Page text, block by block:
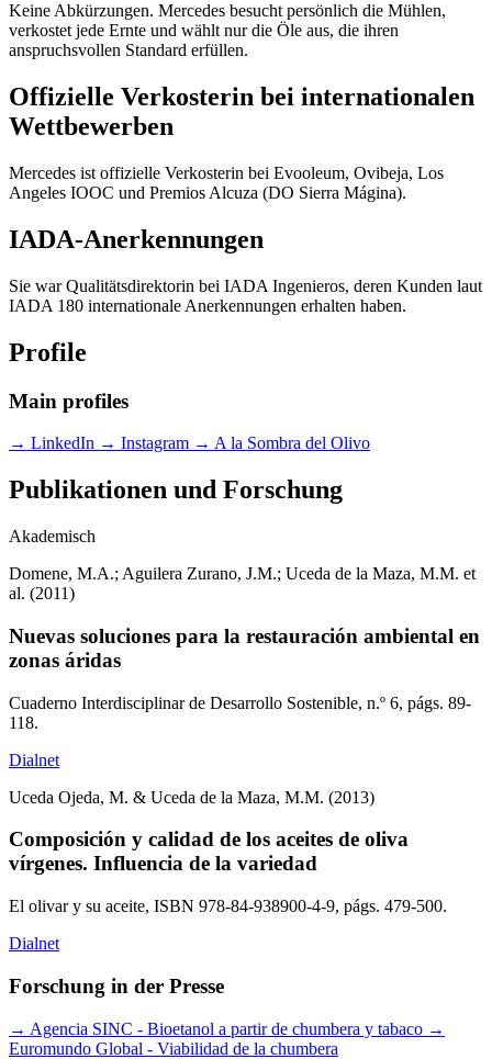
Keine Abkürzungen. Mercedes besucht persönlich die Mühlen,
verkostet jede Ernte und wählt nur die Öle aus, die ihren
anspruchsvollen Standard erfüllen.
Offizielle Verkosterin bei internationalen
Wettbewerben
Mercedes ist offizielle Verkosterin bei Evooleum, Ovibeja, Los
Angeles IOOC und Premios Alcuza (DO Sierra Mágina).
IADA-Anerkennungen
Sie war Qualitätsdirektorin bei IADA Ingenieros, deren Kunden laut
IADA 180 internationale Anerkennungen erhalten haben.
Profile
Main profiles
→ LinkedIn → Instagram → A la Sombra del Olivo
Publikationen und Forschung
Akademisch
Domene, M.A.; Aguilera Zurano, J.M.; Uceda de la Maza, M.M. et
al. (2011)
Nuevas soluciones para la restauración ambiental en
zonas áridas
Cuaderno Interdisciplinar de Desarrollo Sostenible, n.º 6, págs. 89-
118.
Dialnet
Uceda Ojeda, M. & Uceda de la Maza, M.M. (2013)
Composición y calidad de los aceites de oliva
vírgenes. Influencia de la variedad
El olivar y su aceite, ISBN 978-84-938900-4-9, págs. 479-500.
Dialnet
Forschung in der Presse
→ Agencia SINC - Bioetanol a partir de chumbera y tabaco →
Euromundo Global - Viabilidad de la chumbera